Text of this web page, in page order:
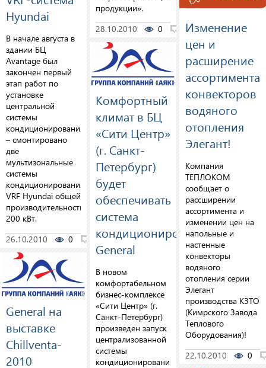
Hyundai
В начале августа в
здании БЦ
Avantage был
закончен первый
этап работ по
установке
центральной
системы
кондиционирования
– смонтировано
две
мультизональные
системы
кондиционирования
VRF Hyundai общей
производительностью
200 кВт.
26.10.2010
0 0
General на
выставке
Chillventa-
2010
продукции».
28.10.2010
0 0
Комфортный
климат в БЦ
«Сити Центр»
(г. Санкт-
Петербург)
будет
обеспечивать
система
кондиционирования
General
В новом
комфортабельном
бизнес-комплексе
«Сити Центр» (г.
Санкт-Петербург)
произведен запуск
централизованной
системы
кондиционирования
Изменение
цен и
расширение
ассортимента
конвекторов
водяного
отопления
Элегант!
Компания
ТЕПЛОКОМ
сообщает о
рассширении
ассортимента и
изменении цен на
напольные и
настенные
конвекторы
водяного
отопления серии
Элегант
производства КЗТО
(Кимрского Завода
Теплового
Оборудования)!
22.10.2010
0